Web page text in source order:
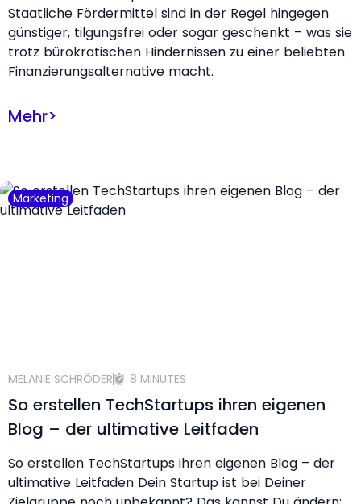
Staatliche Fördermittel sind in der Regel hingegen
günstiger, tilgungsfrei oder sogar geschenkt – was sie
trotz bürokratischen Hindernissen zu einer beliebten
Finanzierungsalternative macht.
Mehr>
Marketing
MELANIE SCHRÖDER 8 MINUTES
So erstellen TechStartups ihren eigenen
Blog – der ultimative Leitfaden
So erstellen TechStartups ihren eigenen Blog – der
ultimative Leitfaden Dein Startup ist bei Deiner